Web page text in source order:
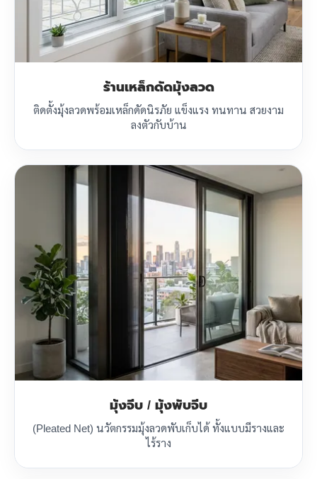
ร้านเหล็กดัดมุ้งลวด
ติดตั้งมุ้งลวดพร้อมเหล็กดัดนิรภัย แข็งแรง ทนทาน สวยงาม
ลงตัวกับบ้าน
มุ้งจีบ / มุ้งพับจีบ
(Pleated Net) นวัตกรรมมุ้งลวดพับเก็บได้ ทั้งแบบมีรางและ
ไร้ราง